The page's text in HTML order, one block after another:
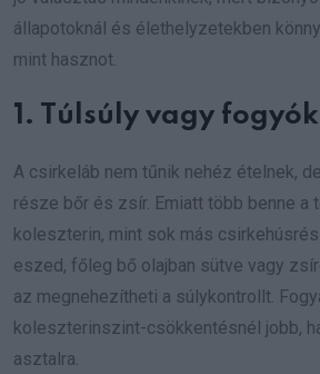
állapotoknál és élethelyzetekben
mint hasznot.
1. Túlsúly vagy
A csirkeláb nem tűnik nehéz ételnek,
része bőr és zsír. Emiatt több benne a
koleszterin, mint sok más
eszed, főleg bő olajban sütve vagy
az megnehezítheti a súlykontrollt.
koleszterinszint-csökkentésnél jobb,
asztalra.